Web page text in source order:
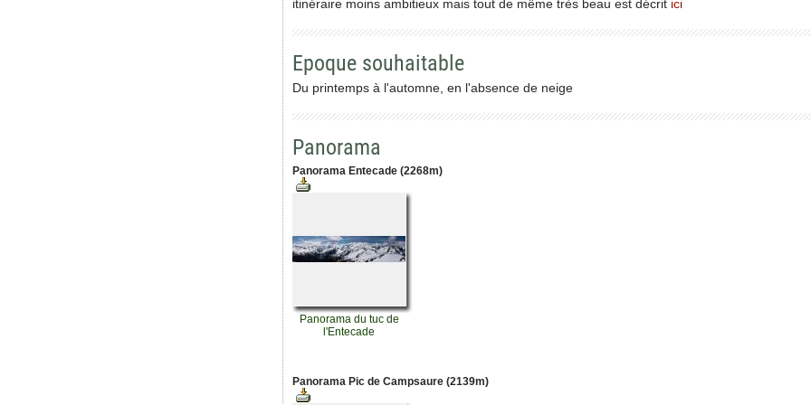
itinéraire moins ambitieux mais tout de même très beau est décrit ici
Epoque souhaitable
Du printemps à l'automne, en l'absence de neige
Panorama
Panorama Entecade (2268m)
Panorama du tuc de
l'Entecade
Panorama Pic de Campsaure (2139m)